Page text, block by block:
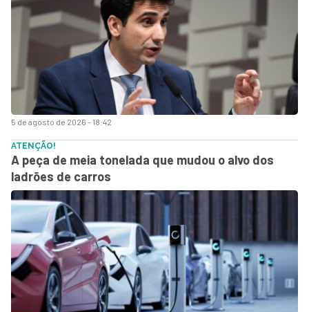
5 de agosto de 2026 - 18:42
ATENÇÃO!
A peça de meia tonelada que mudou o alvo dos
ladrões de carros